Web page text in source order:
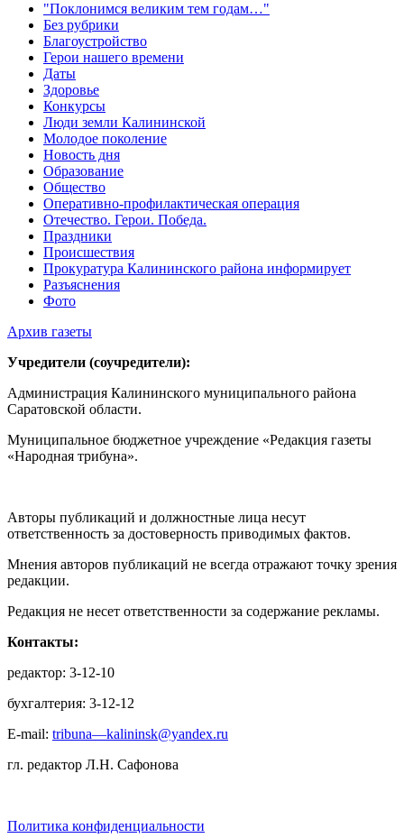
"Поклонимся великим тем годам…"
Без рубрики
Благоустройство
Герои нашего времени
Даты
Здоровье
Конкурсы
Люди земли Калининской
Молодое поколение
Новость дня
Образование
Общество
Оперативно-профилактическая операция
Отечество. Герои. Победа.
Праздники
Происшествия
Прокуратура Калининского района информирует
Разъяснения
Фото
Архив газеты
Учредители (соучредители):
Администрация Калининского муниципального района
Саратовской области.
Муниципальное бюджетное учреждение «Редакция газеты
«Народная трибуна».
Авторы публикаций и должностные лица несут
ответственность за достоверность приводимых фактов.
Мнения авторов публикаций не всегда отражают точку зрения
редакции.
Редакция не несет ответственности за содержание рекламы.
Контакты:
редактор: 3-12-10
бухгалтерия: 3-12-12
E-mail: tribuna—kalininsk@yandex.ru
гл. редактор Л.Н. Сафонова
Политика конфиденциальности